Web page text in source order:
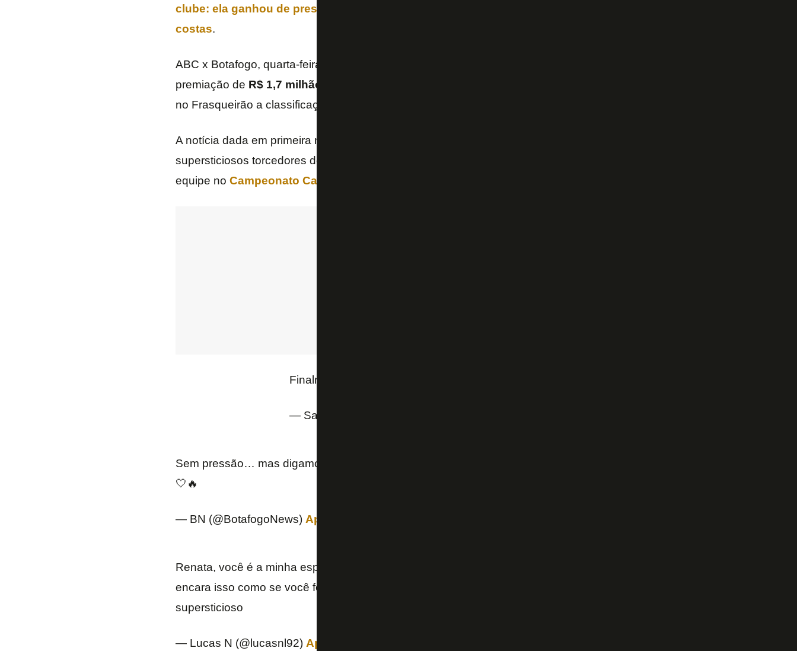
clube: ela ganhou de presente uma camisa oficial do Botafogo com seu nome às
costas.
ABC x Botafogo, quarta-feira, vale vaga na terceira fase da competição e uma
premiação de R$ 1,7 milhão
no Frasqueirão a classificação será definida nos pênaltis.
A notícia dada em primeira mão por Renata Silveira no
supersticiosos torcedores do Botafogo, após uma sequência de atuações ruins da
equipe no Campeonato Carioca
Finalmente um momento de paz, obrigada!
— Samanta (@MantaAlves)
Sem pressão… mas digamos que nossas chances aumentaram consideravelmente 🖤
🤍🔥
— BN (@BotafogoNews) April 11, 2021
Renata, você é a minha esperança pro meu time voltar a vencer. Não é pressão,
encara isso como se você fosse o amuleto do botafoguense, que é naturalmente
supersticioso
— Lucas N (@lucasnl92) April 11, 2021